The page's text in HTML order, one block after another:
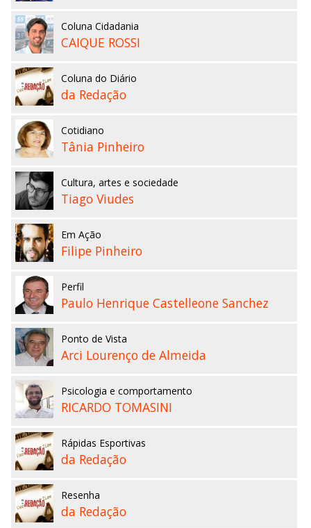
Coluna Cidadania
CAIQUE ROSSI
Coluna do Diário
da Redação
Cotidiano
Tânia Pinheiro
Cultura, artes e sociedade
Tiago Viudes
Em Ação
Filipe Pinheiro
Perfil
Paulo Henrique Castelleone Sanchez
Ponto de Vista
Arci Lourenço de Almeida
Psicologia e comportamento
RICARDO TOMASINI
Rápidas Esportivas
da Redação
Resenha
da Redação